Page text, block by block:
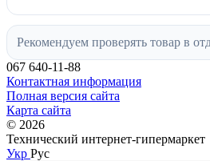
Рекомендуем проверять товар в
067 640-11-88
Контактная информация
Полная версия сайта
Карта сайта
© 2026
Технический интернет-гипермаркет
Укр Рус